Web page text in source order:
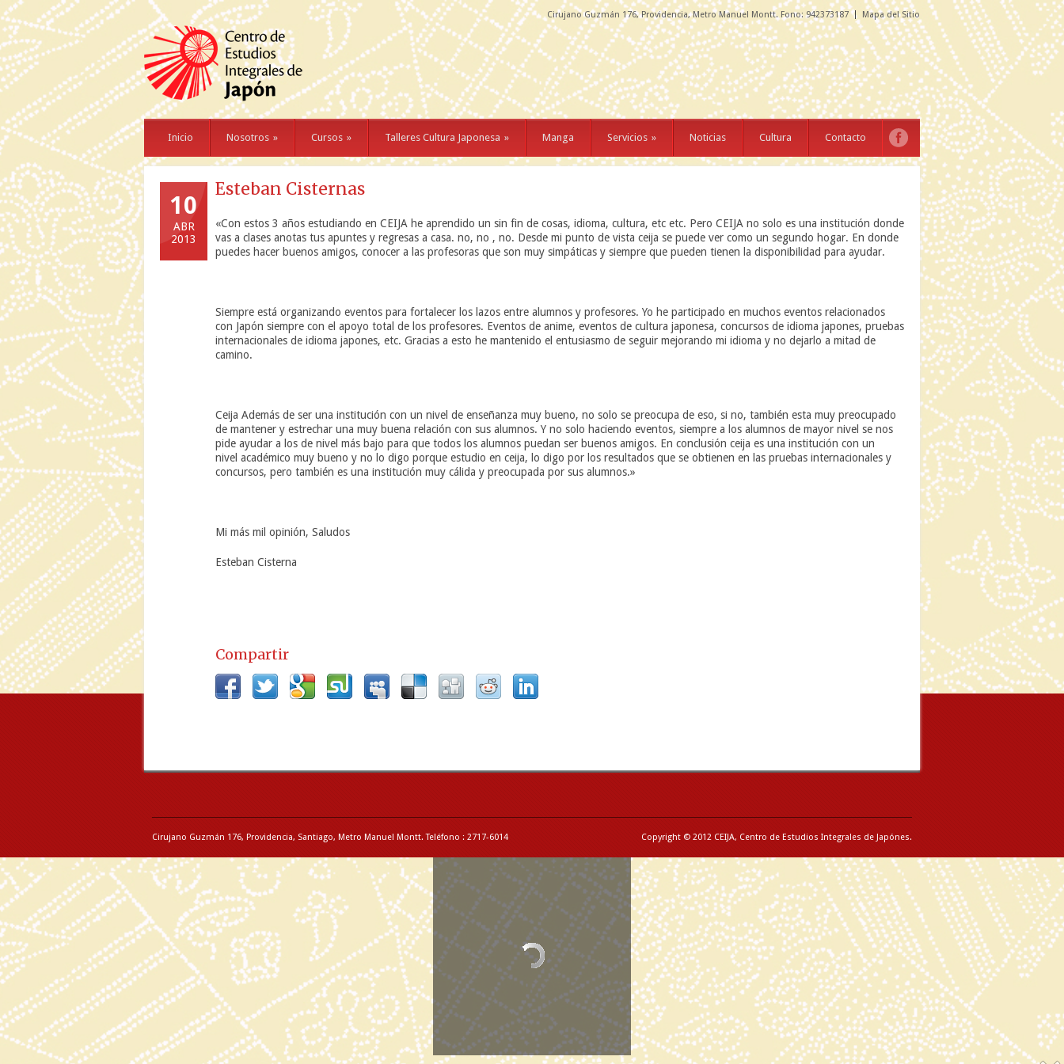
Cirujano Guzmán 176, Providencia, Metro Manuel Montt. Fono: 942373187 Mapa del Sitio
Inicio Nosotros » Cursos » Talleres Cultura Japonesa » Manga Servicios » Noticias Cultura Contacto
10
ABR
2013
Esteban Cisternas
«Con estos 3 años estudiando en CEIJA he aprendido un sin fin de cosas, idioma, cultura, etc etc. Pero CEIJA no solo es una institución donde
vas a clases anotas tus apuntes y regresas a casa. no, no , no. Desde mi punto de vista ceija se puede ver como un segundo hogar. En donde
puedes hacer buenos amigos, conocer a las profesoras que son muy simpáticas y siempre que pueden tienen la disponibilidad para ayudar.
Siempre está organizando eventos para fortalecer los lazos entre alumnos y profesores. Yo he participado en muchos eventos relacionados
con Japón siempre con el apoyo total de los profesores. Eventos de anime, eventos de cultura japonesa, concursos de idioma japones, pruebas
internacionales de idioma japones, etc. Gracias a esto he mantenido el entusiasmo de seguir mejorando mi idioma y no dejarlo a mitad de
camino.
Ceija Además de ser una institución con un nivel de enseñanza muy bueno, no solo se preocupa de eso, si no, también esta muy preocupado
de mantener y estrechar una muy buena relación con sus alumnos. Y no solo haciendo eventos, siempre a los alumnos de mayor nivel se nos
pide ayudar a los de nivel más bajo para que todos los alumnos puedan ser buenos amigos. En conclusión ceija es una institución con un
nivel académico muy bueno y no lo digo porque estudio en ceija, lo digo por los resultados que se obtienen en las pruebas internacionales y
concursos, pero también es una institución muy cálida y preocupada por sus alumnos.»
Mi más mil opinión, Saludos
Esteban Cisterna
Compartir
Cirujano Guzmán 176, Providencia, Santiago, Metro Manuel Montt. Teléfono : 2717-6014 Copyright © 2012 CEIJA, Centro de Estudios Integrales de Japónes.